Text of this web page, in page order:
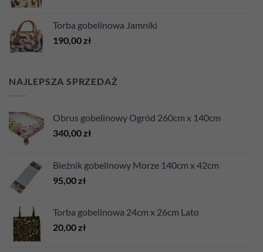
Torba gobelinowa Jamniki
190,00 zł
NAJLEPSZA SPRZEDAŻ
Obrus gobelinowy Ogród 260cm x 140cm
340,00 zł
Bieżnik gobelinowy Morze 140cm x 42cm
95,00 zł
Torba gobelinowa 24cm x 26cm Lato
20,00 zł